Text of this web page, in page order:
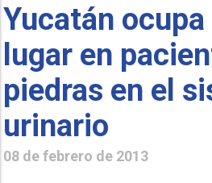
Yucatán
lugar en
piedras en el
urinario
08 de febrero de 2013